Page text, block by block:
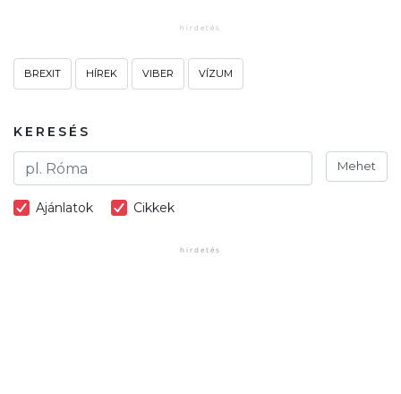
BREXIT HÍREK VIBER VÍZUM
KERESÉS
Mehet
Ajánlatok Cikkek